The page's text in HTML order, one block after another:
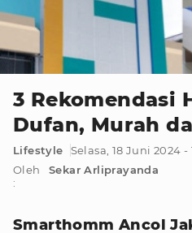
3 Rekomendasi
Dufan, Murah
Lifestyle
Selasa, 18 Juni 2024 -
Oleh
:
Sekar Arliprayanda
Smarthomm Ancol